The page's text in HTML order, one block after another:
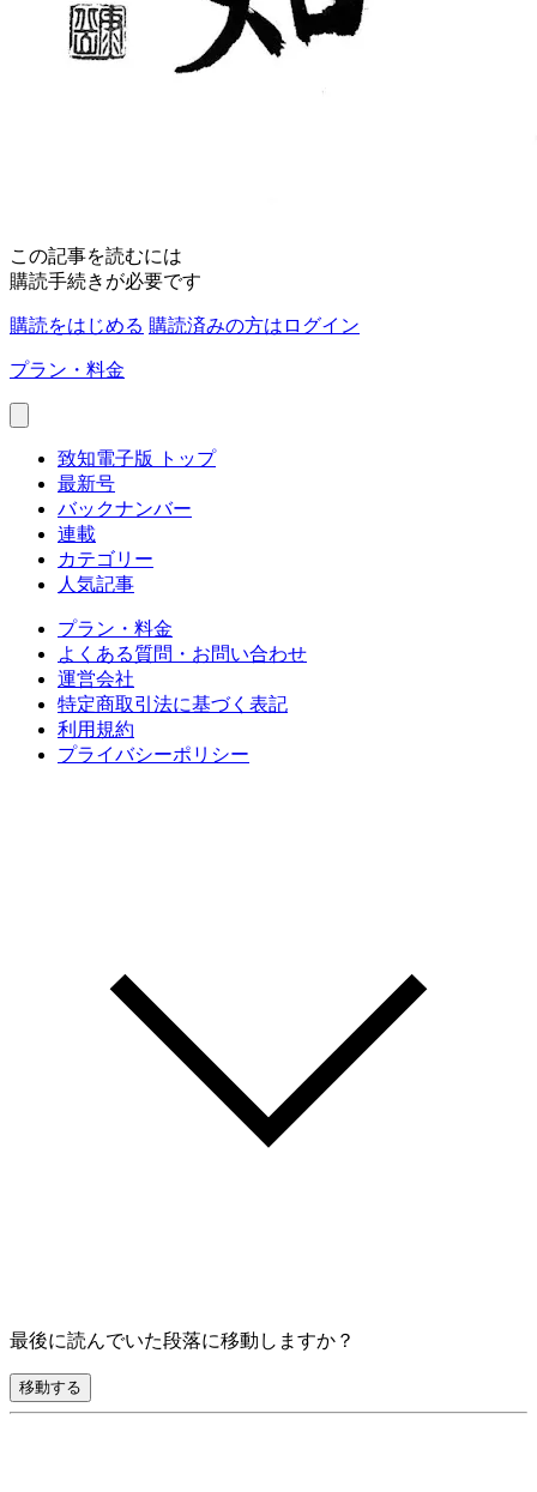
この記事を読むには
購読手続きが必要です
購読をはじめる 購読済みの方はログイン
プラン・料金
致知電子版 トップ
最新号
バックナンバー
連載
カテゴリー
人気記事
プラン・料金
よくある質問・お問い合わせ
運営会社
特定商取引法に基づく表記
利用規約
プライバシーポリシー
最後に読んでいた段落に移動しますか？
移動する